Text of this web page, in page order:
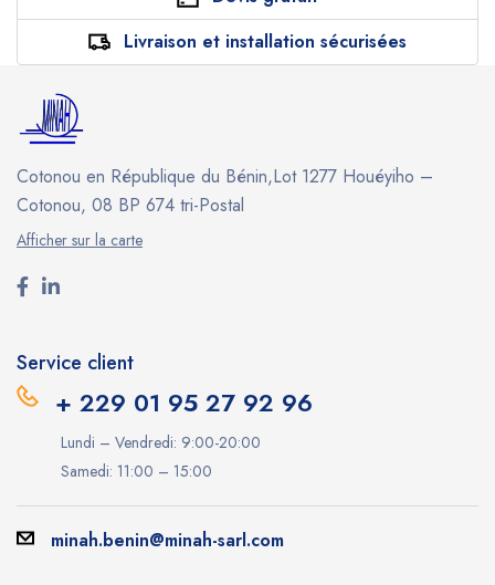
Livraison et installation sécurisées
Cotonou en République du Bénin,Lot 1277 Houéyiho –
Cotonou, 08 BP 674 tri-Postal
Afficher sur la carte
Service client
+ 229 01 95 27 92 96
Lundi – Vendredi: 9:00-20:00
Samedi: 11:00 – 15:00
minah.benin@minah-sarl.com